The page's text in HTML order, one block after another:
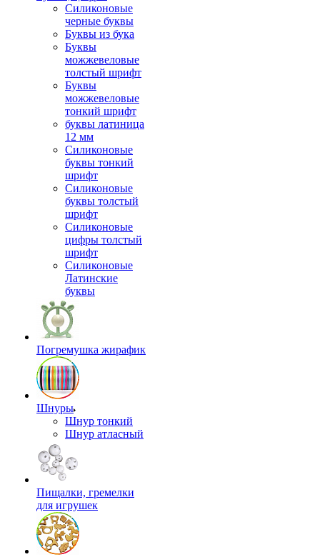
Силиконовые
черные буквы
Буквы из бука
Буквы
можжевеловые
толстый шрифт
Буквы
можжевеловые
тонкий шрифт
буквы латиница
12 мм
Силиконовые
буквы тонкий
шрифт
Силиконовые
буквы толстый
шрифт
Силиконовые
цифры толстый
шрифт
Силиконовые
Латинские
буквы
Погремушка жирафик
Шнуры
Шнур тонкий
Шнур атласный
Пищалки, гремелки
для игрушек